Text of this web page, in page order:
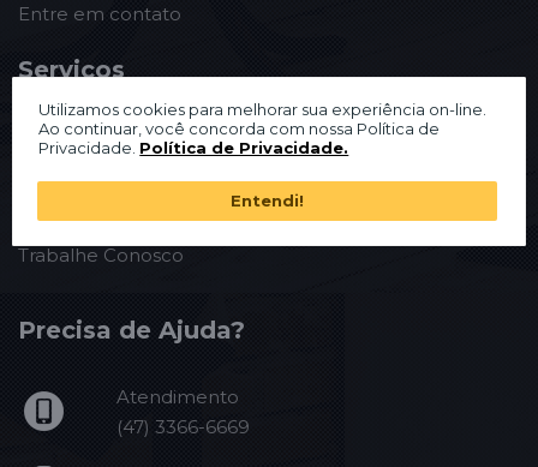
Utilizamos cookies para melhorar sua experiência on-line.
Ao continuar, você concorda com nossa Política de
Privacidade. Política de Privacidade.
Entendi!
Entre em contato
Serviços
Assistência Técnica e Garantia
Fornecedores
Trabalhe Conosco
Precisa de Ajuda?
Atendimento
(47) 3366-6669